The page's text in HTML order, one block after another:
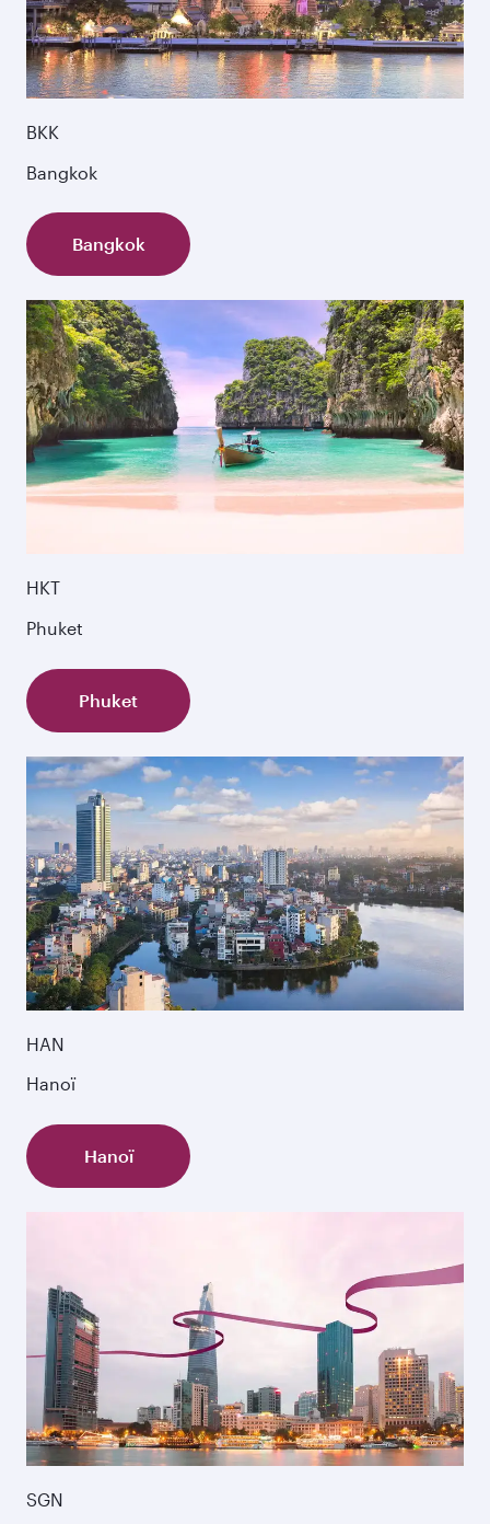
BKK
Bangkok
Bangkok
HKT
Phuket
Phuket
HAN
Hanoï
Hanoï
SGN